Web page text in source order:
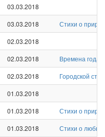
03.03.2018
03.03.2018
Стихи о
02.03.2018
02.03.2018
Времена года
02.03.2018
Городской стих
01.03.2018
01.03.2018
Стихи о
01.03.2018
Стихи о любви